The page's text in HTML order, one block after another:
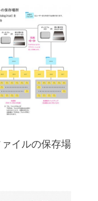
イルの保存場